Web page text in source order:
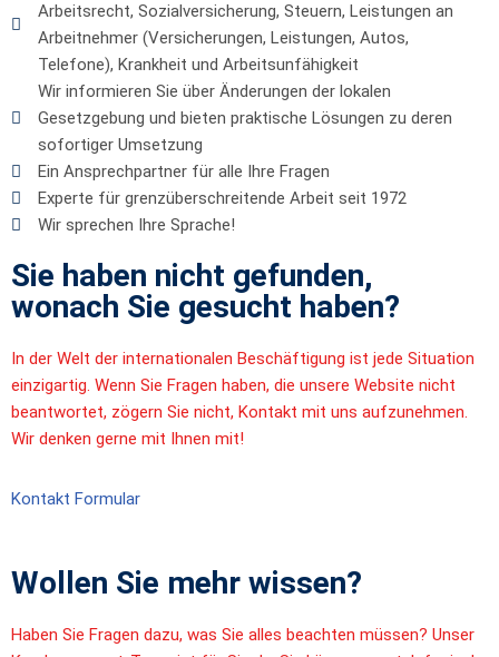
Arbeitsrecht, Sozialversicherung, Steuern, Leistungen an
Arbeitnehmer (Versicherungen, Leistungen, Autos,
Telefone), Krankheit und Arbeitsunfähigkeit
Wir informieren Sie über Änderungen der lokalen
Gesetzgebung und bieten praktische Lösungen zu deren
sofortiger Umsetzung
Ein Ansprechpartner für alle Ihre Fragen
Experte für grenzüberschreitende Arbeit seit 1972
Wir sprechen Ihre Sprache!
Wollen Sie mehr wissen?
Haben Sie Fragen dazu, was Sie alles beachten müssen? Unser
Sie haben nicht gefunden,
wonach Sie gesucht haben?
In der Welt der internationalen Beschäftigung ist jede Situation
einzigartig. Wenn Sie Fragen haben, die unsere Website nicht
beantwortet, zögern Sie nicht, Kontakt mit uns aufzunehmen.
Wir denken gerne mit Ihnen mit!
Kontakt Formular